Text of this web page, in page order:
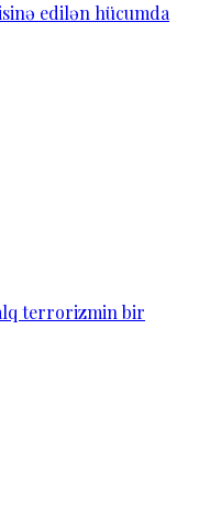
edilən hücumda
terrorizmin bir